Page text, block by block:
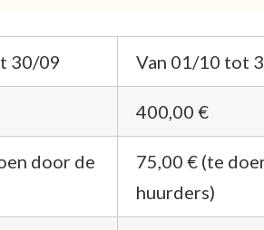
30/09 Van 01/10 tot
400,00 €
door de
75,00 € (te
huurders)